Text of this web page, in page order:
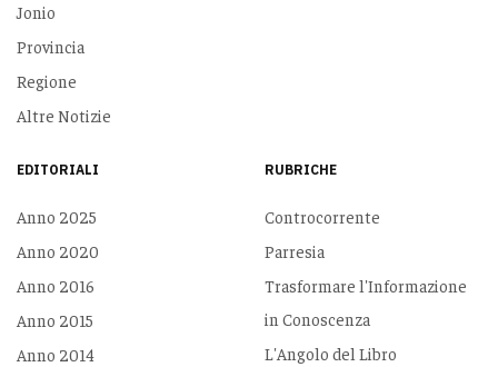
Jonio
Provincia
Regione
Altre Notizie
EDITORIALI
Anno 2025
Anno 2020
Anno 2016
Anno 2015
Anno 2014
RUBRICHE
Controcorrente
Parresia
Trasformare l'Informazione
in Conoscenza
L'Angolo del Libro